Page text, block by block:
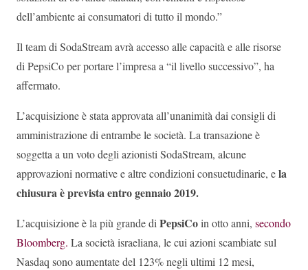
dell’ambiente ai consumatori di tutto il mondo.”
Il team di SodaStream avrà accesso alle capacità e alle risorse
di PepsiCo per portare l’impresa a “il livello successivo”, ha
affermato.
L’acquisizione è stata approvata all’unanimità dai consigli di
amministrazione di entrambe le società. La transazione è
soggetta a un voto degli azionisti SodaStream, alcune
approvazioni normative e altre condizioni consuetudinarie, ela
chiusura è prevista entro gennaio 2019.
L’acquisizione è la più grande diPepsiCoin otto anni, secondo
Bloomberg. La società israeliana, le cui azioni scambiate sul
Nasdaq sono aumentate del 123% negli ultimi 12 mesi,